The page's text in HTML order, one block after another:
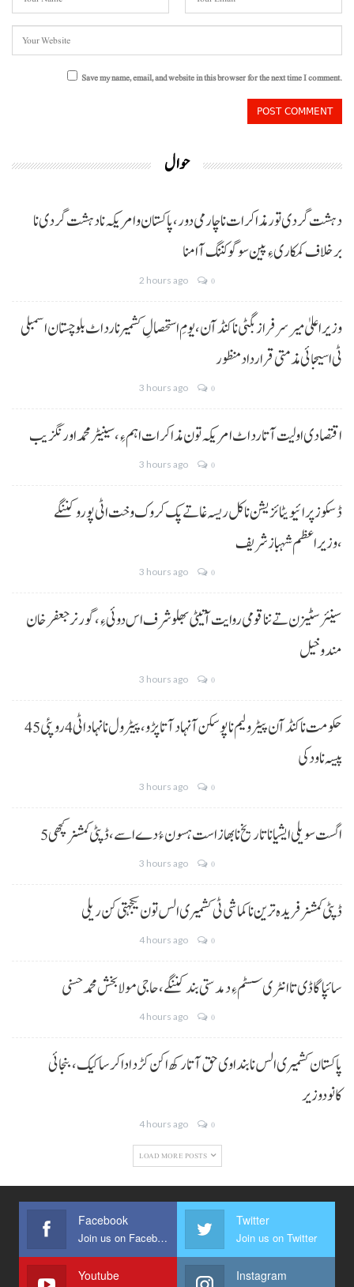
Save my name, email, and website in this browser for the next time I comment.
حوال
دہشت گردی تور مذاکرات نا چارمی دور،پاکستان و امریکہ نا دہشت گردی نا
برخلاف کمکاری ءِ پین سوگو کننگ آ امنا
2 hours ago 0
وزیراعلیٰ میر سرفراز بگٹی نا کنڈ آن،یومِ استحصالِ کشمیر نا رد اٹ بلوچستان اسمبلی
ٹی اسیجائی مذمتی قرارداد منظور
3 hours ago 0
اقتصادی اولیت آتا رد اٹ امریکہ تون مذاکرات اہم ءِ،سینیٹر محمد اورنگزیب
3 hours ago 0
ڈسکوز پرائیویٹائزیشن نا کل ریسہ غاتے پک کروک وخت اٹی پورو کننگے
،وزیراعظم شہباز شریف
3 hours ago 0
سینئر سٹیزن تے ننا قومی روایت آتیٹی بھلو شرف اس دوئی ءِ،گورنر جعفرخان
مندوخیل
3 hours ago 0
حکومت نا کنڈ آن پیٹرولیم نا پوسکن آ نہاد آتا پڑو،پیٹرول نا نہاد اٹی 4 روپئی 45
پیسہ نا ودکی
3 hours ago 0
5 اگست سویلی ایشیا نا تاریخ نا بھاز است ہسون ءُ دے اسے،ڈپٹی کمشنر کچھی
3 hours ago 0
ڈپٹی کمشنر فریدہ ترین نا کماشی ٹی کشمیری الس تون یکجہتی کن ریلی
4 hours ago 0
سائپا گاڈی تا انٹری سسٹم ءِ دمدستی بند کننگے، حاجی مولا بخش محمد حسنی
4 hours ago 0
پاکستان کشمیری الس نا بنداوی حق آتا رکھ اکن کڑد ادا کرسا کیک ،بنجائی
کانودوزیر
4 hours ago 0
LOAD MORE POSTS
Facebook
Join us on Facebook
Twitter
Join us on Twitter
Youtube Instagram